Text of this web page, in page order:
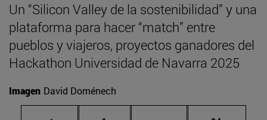
Un “Silicon Valley de la sostenibilidad” y una
plataforma para hacer “match” entre
pueblos y viajeros, proyectos ganadores del
Hackathon Universidad de Navarra 2025
Imagen David Doménech